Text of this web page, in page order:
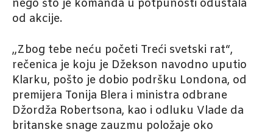
nego što je komanda u potpunosti odustala
od akcije.
„Zbog tebe neću početi Treći svetski rat“,
rečenica je koju je Džekson navodno uputio
Klarku, pošto je dobio podršku Londona, od
premijera Tonija Blera i ministra odbrane
Džordža Robertsona, kao i odluku Vlade da
britanske snage zauzmu položaje oko